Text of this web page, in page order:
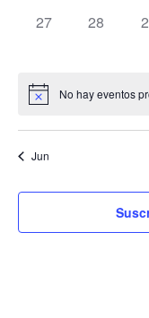
0 eventos,
27 0
28
No hay eventos
Jun